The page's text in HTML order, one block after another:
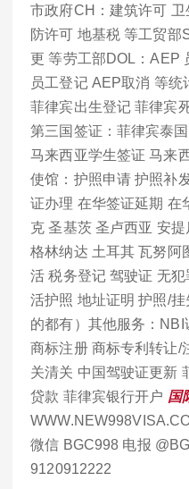
市政府CH：建筑许可
防许可 地基税 等工贸
更 等劳工部DOL：AEP
员工登记 AEP取消 等
菲律宾出生登记 菲律宾
第三国签证：菲律宾泰
马来西亚学生签证 马来
使馆：护照申请 护照补
证办理 在华签证延期 在
克 圣基茨 圣卢西亚 安
格林纳达 土耳其 瓦努阿
活 税务登记 驾驶证 无
活护照 地址证明 护照/
的都有）其他服务：
商标注册 商标专利转让/
关清关 中国驾驶证更新
贷款 菲律宾银行开户 国
微信 BGC998 电报
9120912222